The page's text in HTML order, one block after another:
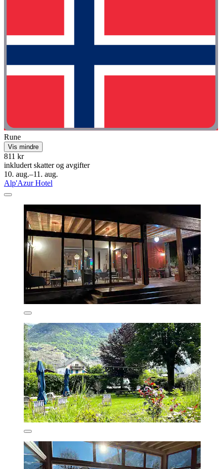
Rune
Vis mindre
811 kr
inkludert skatter og avgifter
10. aug.–11. aug.
Alp'Azur Hotel